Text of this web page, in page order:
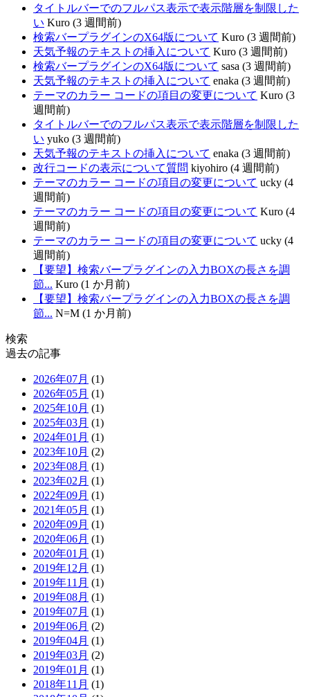
タイトルバーでのフルパス表示で表示階層を制限した
い Kuro (3 週間前)
検索バープラグインのX64版について Kuro (3 週間前)
天気予報のテキストの挿入について Kuro (3 週間前)
検索バープラグインのX64版について sasa (3 週間前)
天気予報のテキストの挿入について enaka (3 週間前)
テーマのカラー コードの項目の変更について Kuro (3
週間前)
タイトルバーでのフルパス表示で表示階層を制限した
い yuko (3 週間前)
天気予報のテキストの挿入について enaka (3 週間前)
改行コードの表示について質問 kiyohiro (4 週間前)
テーマのカラー コードの項目の変更について ucky (4
週間前)
テーマのカラー コードの項目の変更について Kuro (4
週間前)
テーマのカラー コードの項目の変更について ucky (4
週間前)
【要望】検索バープラグインの入力BOXの長さを調
節... Kuro (1 か月前)
【要望】検索バープラグインの入力BOXの長さを調
節... N=M (1 か月前)
検索
過去の記事
2026年07月 (1)
2026年05月 (1)
2025年10月 (1)
2025年03月 (1)
2024年01月 (1)
2023年10月 (2)
2023年08月 (1)
2023年02月 (1)
2022年09月 (1)
2021年05月 (1)
2020年09月 (1)
2020年06月 (1)
2020年01月 (1)
2019年12月 (1)
2019年11月 (1)
2019年08月 (1)
2019年07月 (1)
2019年06月 (2)
2019年04月 (1)
2019年03月 (2)
2019年01月 (1)
2018年11月 (1)